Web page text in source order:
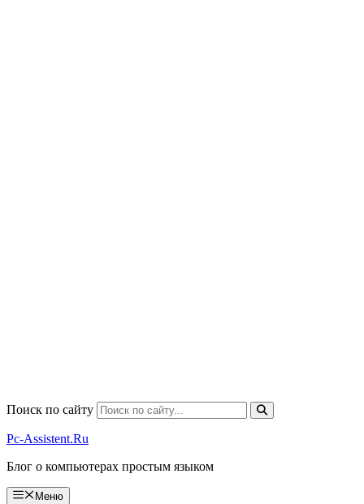
Поиск по сайту
Pc-Assistent.Ru
Блог о компьютерах простым языком
Меню